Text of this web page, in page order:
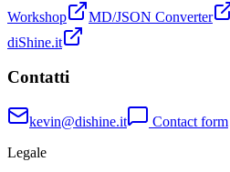
Workshop
MD/JSON Converter
diShine.it
Contatti
kevin@dishine.it
Contact form
Legale